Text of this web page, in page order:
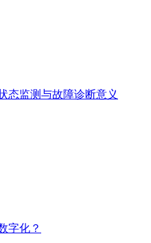
态监测与故障诊断意义
字化？